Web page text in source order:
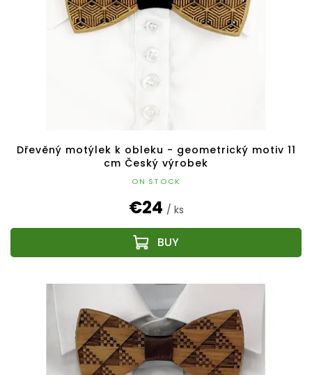
Dřevěný motýlek k obleku - geometrický motiv 11
cm Český výrobek
ON STOCK
€24 / ks